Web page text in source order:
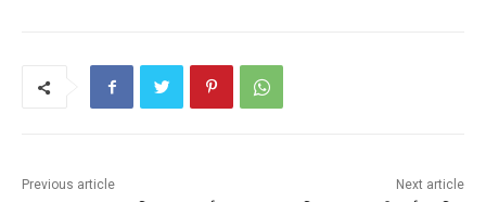
Previous article Next article